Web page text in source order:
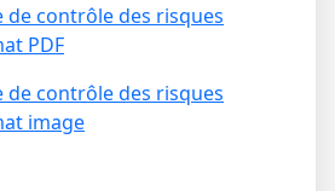
de contrôle des risques
PDF
de contrôle des risques
image